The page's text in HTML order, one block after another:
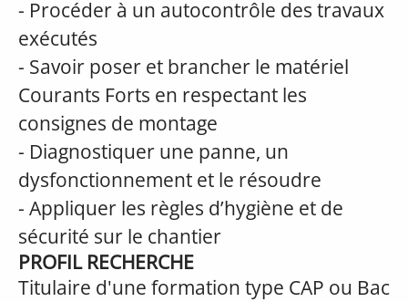
- Procéder à un autocontrôle des travaux
exécutés
- Savoir poser et brancher le matériel
Courants Forts en respectant les
consignes de montage
- Diagnostiquer une panne, un
dysfonctionnement et le résoudre
- Appliquer les règles d’hygiène et de
sécurité sur le chantier
PROFIL RECHERCHE
Titulaire d'une formation type CAP ou Bac